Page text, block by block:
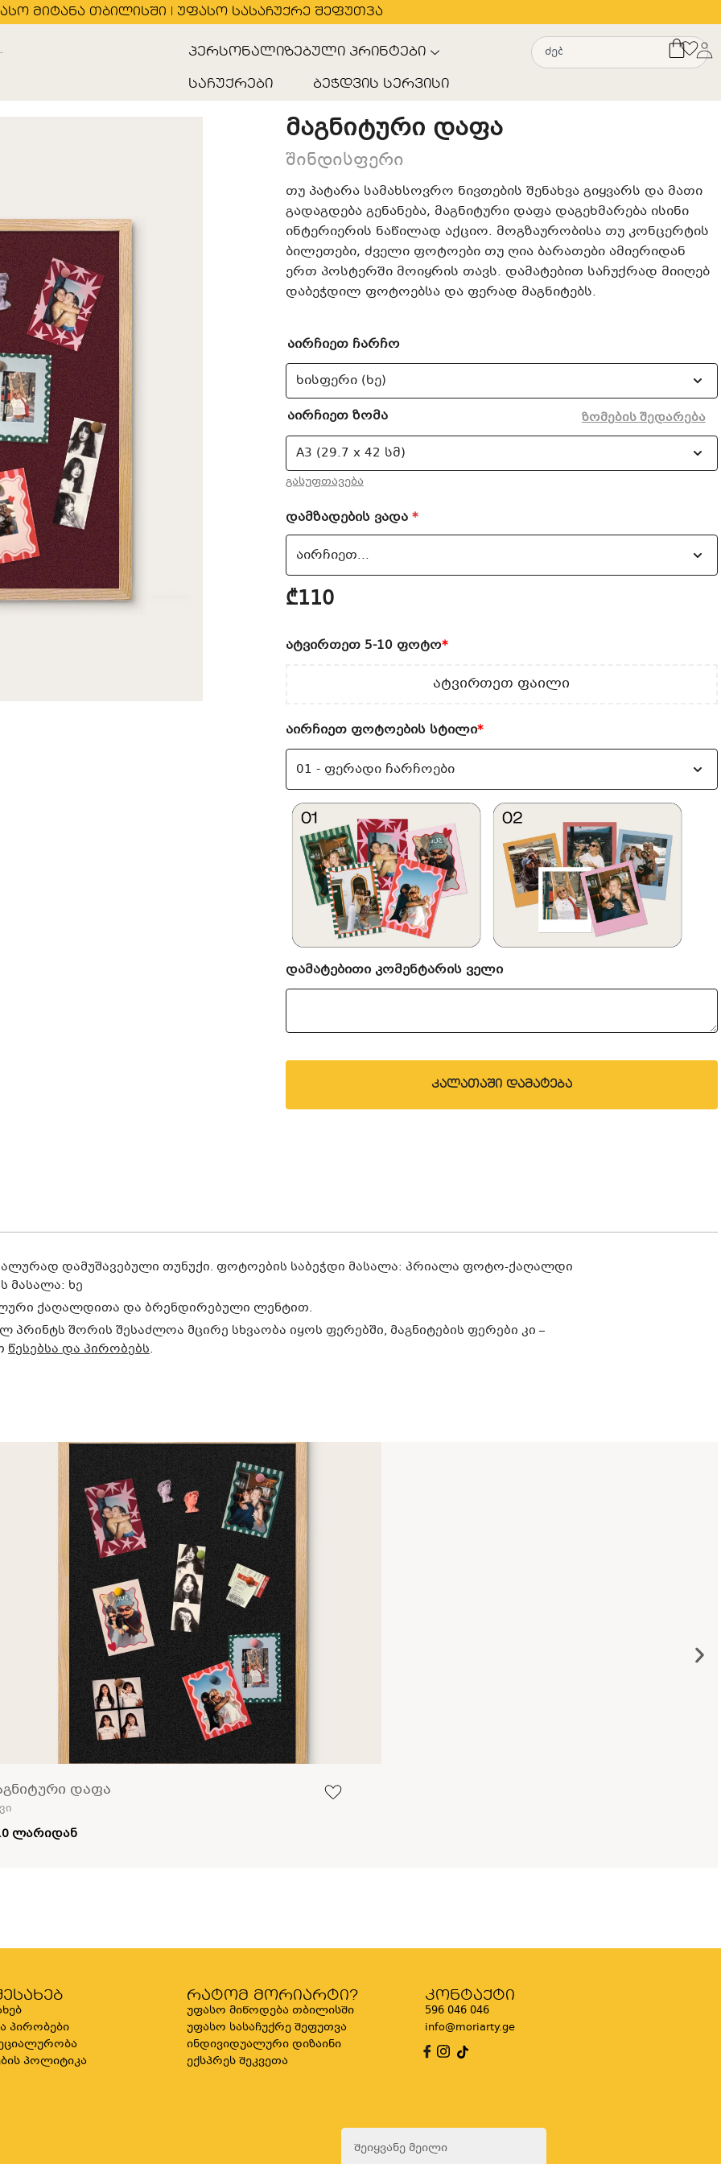
მიტანა თბილისში | უფასო სასაჩუქრე შეფუთვა
პერსონალიზებული პრინტები
საჩუქრები ბეჭდვის სერვისი
მაგნიტური დაფა
შინდისფერი
თუ პატარა სამახსოვრო ნივთების შენახვა გიყვარს და მათი
გადაგდება გენანება, მაგნიტური დაფა დაგეხმარება ისინი
ინტერიერის ნაწილად აქციო. მოგზაურობისა თუ კონცერტის
ბილეთები, ძველი ფოტოები თუ ღია ბარათები ამიერიდან
ერთ პოსტერში მოიყრის თავს. დამატებით საჩუქრად მიიღებ
დაბეჭდილ ფოტოებსა და ფერად მაგნიტებს.
აირჩიეთ ჩარჩო
აირჩიეთ ზომა ზომების შედარება
გასუფთავება
დამზადების ვადა *
₾110
ატვირთეთ 5-10 ფოტო*
ატვირთეთ ფაილი
აირჩიეთ ფოტოების სტილი*
დამატებითი კომენტარის ველი
კალათაში დამატება
დამუშავებული თუნუქი. ფოტოების საბეჭდი მასალა: პრიალა ფოტო-ქაღალდი
მასალა: ხე
ქაღალდითა და ბრენდირებული ლენტით.
შორის შესაძლოა მცირე სხვაობა იყოს ფერებში, მაგნიტების ფერები კი –
წესებსა და პირობებს.
დაფა
ლარიდან
პირობები
პოლიტიკა
რატომ მორიარტი?
უფასო მიწოდება თბილისში
უფასო სასაჩუქრე შეფუთვა
ინდივიდუალური დიზაინი
ექსპრეს შეკვეთა
კონტაქტი
596 046 046
info@moriarty.ge